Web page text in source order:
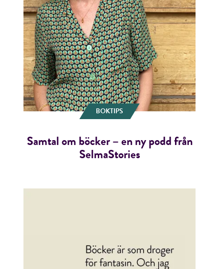
BOKTIPS
Samtal om böcker – en ny podd från
SelmaStories